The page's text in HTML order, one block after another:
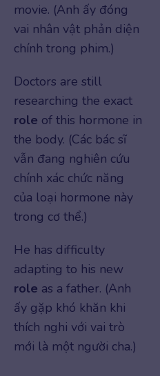
movie. (Anh ấy đóng
vai nhân vật phản diện
chính trong phim.)
Doctors are still
researching the exact
role of this hormone in
the body. (Các bác sĩ
vẫn đang nghiên cứu
chính xác chức năng
của loại hormone này
trong cơ thể.)
He has difficulty
adapting to his new
role as a father. (Anh
ấy gặp khó khăn khi
thích nghi với vai trò
mới là một người cha.)